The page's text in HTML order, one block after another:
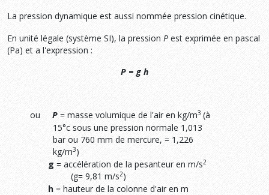
La pression dynamique est aussi nommée pression cinétique.
En unité légale (système SI), la pression P est exprimée en pascal
(Pa) et a l'expression :
P =g h
ou P= masse volumique de l'air en kg/m3 (à
15°c sous une pression normale 1,013
bar ou 760 mm de mercure, = 1,226
kg/m3)
g = accélération de la pesanteur en m/s2
(g= 9,81 m/s2)
h= hauteur de la colonne d'air en m